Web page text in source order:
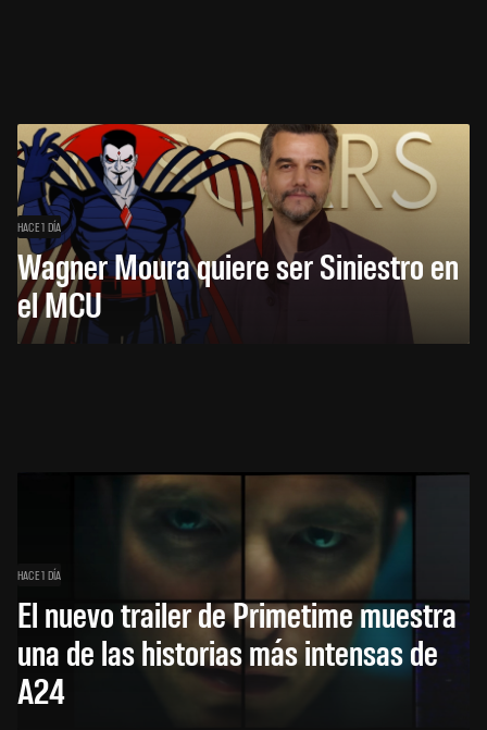
HACE 1 DÍA
Wagner Moura quiere ser Siniestro en
el MCU
HACE 1 DÍA
El nuevo trailer de Primetime muestra
una de las historias más intensas de
A24